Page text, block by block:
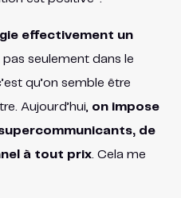
effectivement un
seulement dans le
qu’on semble être
Aujourd’hui, on impose
de
à tout prix. Cela me